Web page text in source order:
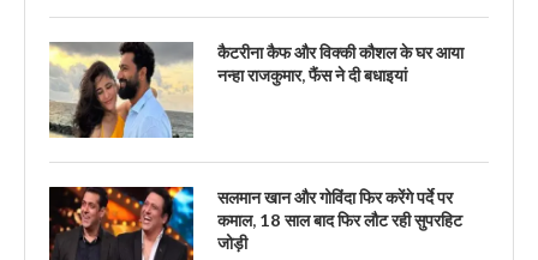
कैटरीना कैफ और विक्की कौशल के घर आया
नन्हा राजकुमार, फैंस ने दी बधाइयां
सलमान खान और गोविंदा फिर करेंगे पर्दे पर
कमाल, 18 साल बाद फिर लौट रही सुपरहिट
जोड़ी